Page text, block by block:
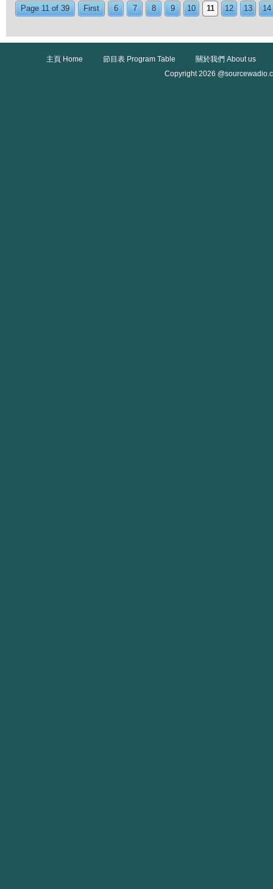
Page 11 of 39 First 6 7 8 9 10 11 12 13 14
主頁 Home 節目表 Program Table
關於我們 About us
Copyright 2026